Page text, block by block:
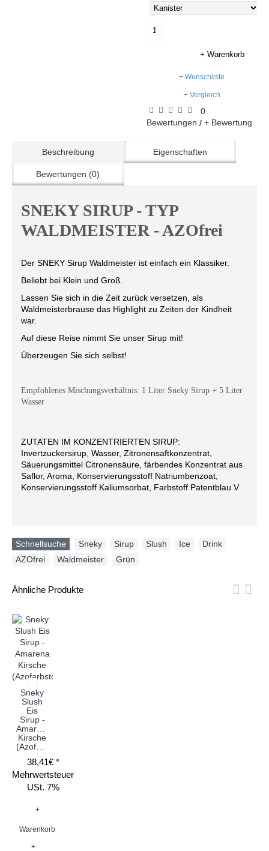
+ Warenkorb
+ Wunschliste
+ Vergleich
0
Bewertungen / + Bewertung
Beschreibung Eigenschaften
Bewertungen (0)
SNEKY SIRUP - TYP
WALDMEISTER - AZOfrei
Der SNEKY Sirup Waldmeister ist einfach ein Klassiker.
Beliebt bei Klein und Groß.
Lassen Sie sich in die Zeit zurück versetzen, als
Waldmeisterbrause das Highlight zu Zeiten der Kindheit
war.
Auf diese Reise nimmt Sie unser Sirup mit!
Überzeugen Sie sich selbst!
Empfohlenes Mischungsverhältnis: 1 Liter Sneky Sirup + 5 Liter
Wasser
ZUTATEN IM KONZENTRIERTEN SIRUP:
Invertzuckersirup, Wasser, Zitronensaftkonzentrat,
Säuerungsmittel Citronensäure, färbendes Konzentrat aus
Saflor, Aroma, Konservierungsstoff Natriumbenzoat,
Konservierungsstoff Kaliumsorbat, Farbstoff Patentblau V
Schnellsuche Sneky Sirup Slush Ice Drink
AZOfrei
Waldmeister Grün
Ähnliche Produkte
Sneky
Slush
Eis
Sirup -
Amarena
Kirsche
38,41€ *
Mehrwertsteuer
USt. 7%
+
Warenkorb
+